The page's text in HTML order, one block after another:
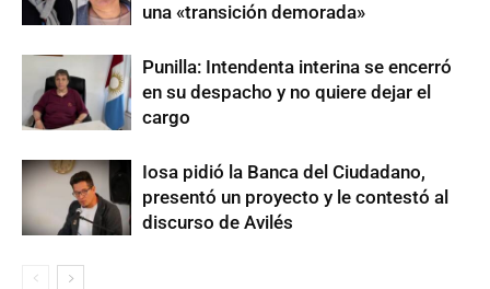
una «transición demorada»
Punilla: Intendenta interina se encerró
en su despacho y no quiere dejar el
cargo
Iosa pidió la Banca del Ciudadano,
presentó un proyecto y le contestó al
discurso de Avilés